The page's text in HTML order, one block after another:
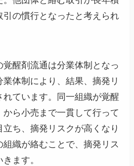
引の慣行となったと考えられ
醒剤流通は分業体制となっ
体制により、結果、摘発リ
れています。同一組織が覚醒
ら小売まで一貫して行って
ち、摘発リスクが高くなり
組織が絡むことで、摘発リス
ます。